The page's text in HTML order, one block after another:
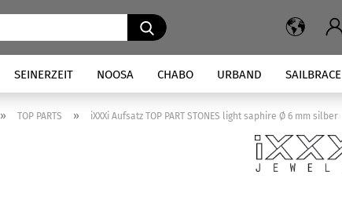
SEINERZEIT NOOSA CHABO URBAND SAILBRACE
» TOP PARTS » iXXXi Aufsatz TOP PART STONES light saphire Ø 6 mm silber